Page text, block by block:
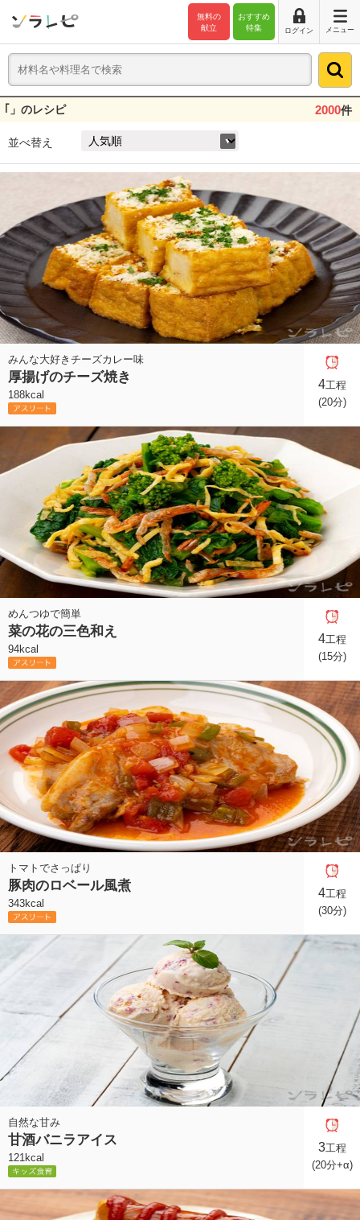
おすすめ
特集
無料の
献立
ログイン メニュー
｢」のレシピ 2000件
並べ替え
みんな大好きチーズカレー味
厚揚げのチーズ焼き
188kcal
4工程
(20分)
めんつゆで簡単
菜の花の三色和え
94kcal
4工程
(15分)
トマトでさっぱり
豚肉のロベール風煮
343kcal
4工程
(30分)
自然な甘み
甘酒バニラアイス
121kcal
3工程
(20分+α)